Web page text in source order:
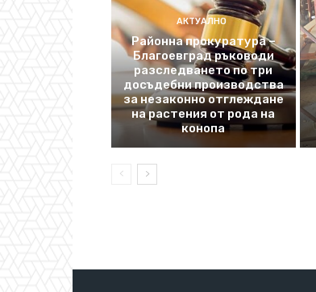
АКТУАЛНО
Районна прокуратура –
Благоевград ръководи
разследването по три
досъдебни производства
за незаконно отглеждане
на растения от рода на
конопа